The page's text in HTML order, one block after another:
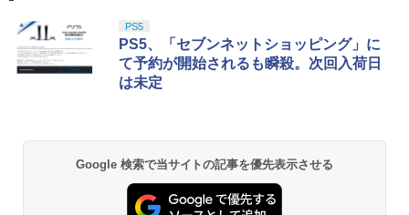
￥430
1
コード版
￥5,832
スプラトゥーン レイダース -Switch2
￥6,449
1
日本語専用 Console Language: Japan
ese only (CFI-2200B01)
￥55,000
Beast of Reincarnation -PS5 【特典】
プロダクトコード 封入
￥7,286
1
ラー + USB-C® ケーブル
￥8,300
2
【純正品】Xbox ワイヤレス コントロー
ラー (ロボット ホワイト)
￥7,681
1
窩座再来 通常版 [Blu-ray]
￥3,982
劇場版「鬼滅の刃」無限城編 第一章 猗
窩座再来 通常版 [DVD]
￥3,523
PS5
PS5、「セブンネットショッピング」に
て予約が開始されるも瞬殺。次回入荷日
は未定
Google 検索で当サイトの記事を優先表示させる